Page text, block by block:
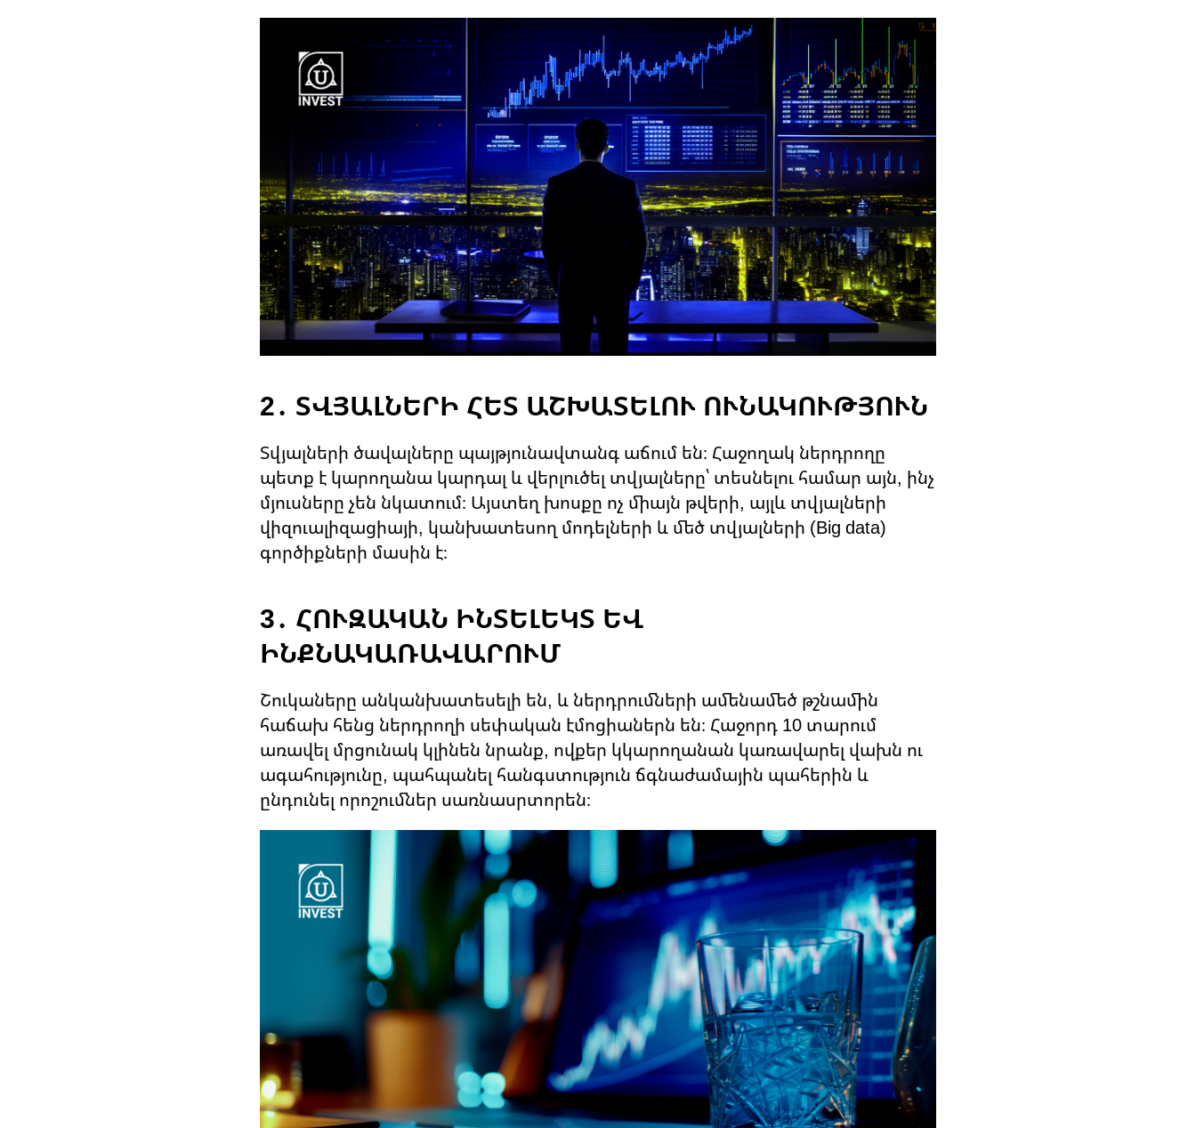
2․ ՏՎՅԱԼՆԵՐԻ ՀԵՏ ԱՇԽԱՏԵԼՈՒ ՈՒՆԱԿՈՒԹՅՈՒՆ
Տվյալների ծավալները պայթյունավտանգ աճում են։ Հաջողակ ներդրողը
պետք է կարողանա կարդալ և վերլուծել տվյալները՝ տեսնելու համար այն, ինչ
մյուսները չեն նկատում։ Այստեղ խոսքը ոչ միայն թվերի, այլև տվյալների
վիզուալիզացիայի, կանխատեսող մոդելների և մեծ տվյալների (Big data)
գործիքների մասին է։
3․ ՀՈՒԶԱԿԱՆ ԻՆՏԵԼԵԿՏ ԵՎ
ԻՆՔՆԱԿԱՌԱՎԱՐՈՒՄ
Շուկաները անկանխատեսելի են, և ներդրումների ամենամեծ թշնամին
հաճախ հենց ներդրողի սեփական էմոցիաներն են։ Հաջորդ 10 տարում
առավել մրցունակ կլինեն նրանք, ովքեր կկարողանան կառավարել վախն ու
ագահությունը, պահպանել հանգստություն ճգնաժամային պահերին և
ընդունել որոշումներ սառնասրտորեն։